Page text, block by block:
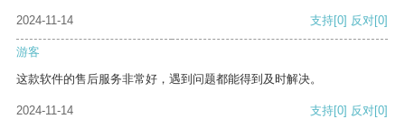
2024-11-14 支持[0] 反对[0]
游客
这款软件的售后服务非常好，遇到问题都能得到及时解决。
2024-11-14 支持[0] 反对[0]